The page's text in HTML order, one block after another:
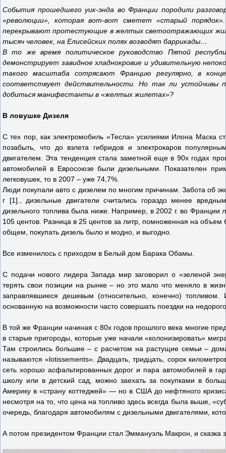
События прошедшего уик-энда во Франции породили
«революции», которая вот-вот сметет «старый
перекрывают протестующие в желтых светоотражающих
тысяч человек, на Елисейских полях возводят баррикады…
В то же время политическое руководство Пятой
демонстрирует завидное хладнокровие и удивительную
такого масштаба сотрясают Францию регулярно, в
соответствует действительности. Но так ли устойчивы
добиться манифестанты в «желтых жилетах»?
В ловушке Дизеля
С тех пор, как электромобиль «Тесла» усилиями Илона Маска
позабыть, что до взлета гибридов и электрокаров
двигателем. Эта тенденция стала заметной еще в 90х годах
автомобилей в Евросоюзе были дизельными. Показателен
легковушек, то в 2007 – уже 74,7%.
Люди покупали авто с дизелем по многим причинам. Забота об
г [1]., дизельные двигатели считались гораздо менее
дизельного топлива была ниже. Например, в 2002 г. во Франции
105 центов. Разница в 25 центов за литр, помноженная на
общем, покупать дизель было и модно, и выгодно.
Все изменилось с приходом в Белый дом Барака Обамы.
С подачи нового лидера Запада мир заговорил о «зеленой
терять свои позиции на рынке – но это мало что меняло в
заправлявшиеся дешевым (относительно, конечно)
основанную на возможности часто совершать поездки на
В той же Франции начиная с 80х годов прошлого века многие
в старые пригороды, которые уже начали «колонизировать»
Там строились большие – с расчетом на растущие семьи –
называются «lotissements». Двадцать, тридцать, сорок
сеть хорошо асфальтированных дорог и пара автомобилей в
школу или в детский сад, можно заехать за покупками в
Америку в «страну коттеджей» — но в США до нефтяного
несмотря на то, что цена на топливо здесь всегда была выше,
очередь, благодаря автомобилям с дизельными двигателями,
А потом президентом Франции стал Эммануэль Макрон, и сказка